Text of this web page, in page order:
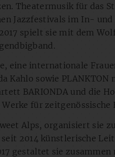
Theatermusik für das
Jazzfestivals im In-
spielt sie mit dem
eine internationale
Kahlo sowie
BARIONDA und die
für zeitgenössische
Alps, organisiert sie
seit 2014 künstlerische
gestaltet sie